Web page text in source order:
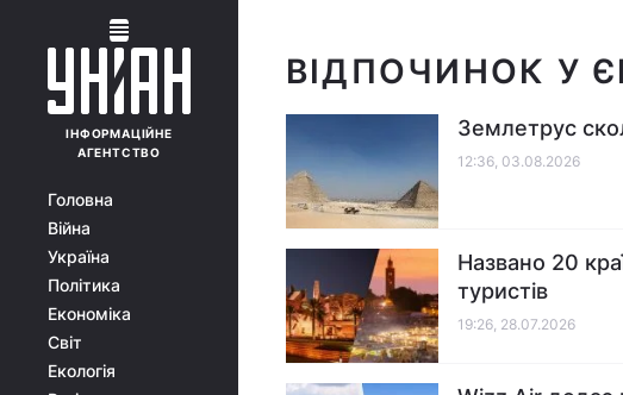
ІНФОРМАЦІЙНЕ
АГЕНТСТВО
Головна
Війна
Україна
Політика
Економіка
Світ
Екологія
ВІДПОЧИНОК У
Землетрус
12:36, 03.08.2026
Названо 20
туристів
19:26, 28.07.2026